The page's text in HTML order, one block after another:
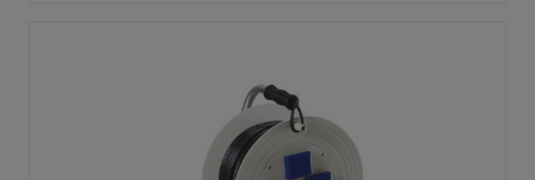
- okres gwarancji 12 miesięcy (lub dłużej zgodnie z wytycznymi